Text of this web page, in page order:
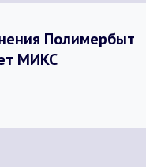
Полимербыт
МИКС